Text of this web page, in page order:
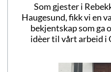
Som gjester i
Haugesund, fikk vi en
bekjentskap som ga
idèer til vårt arbeid i